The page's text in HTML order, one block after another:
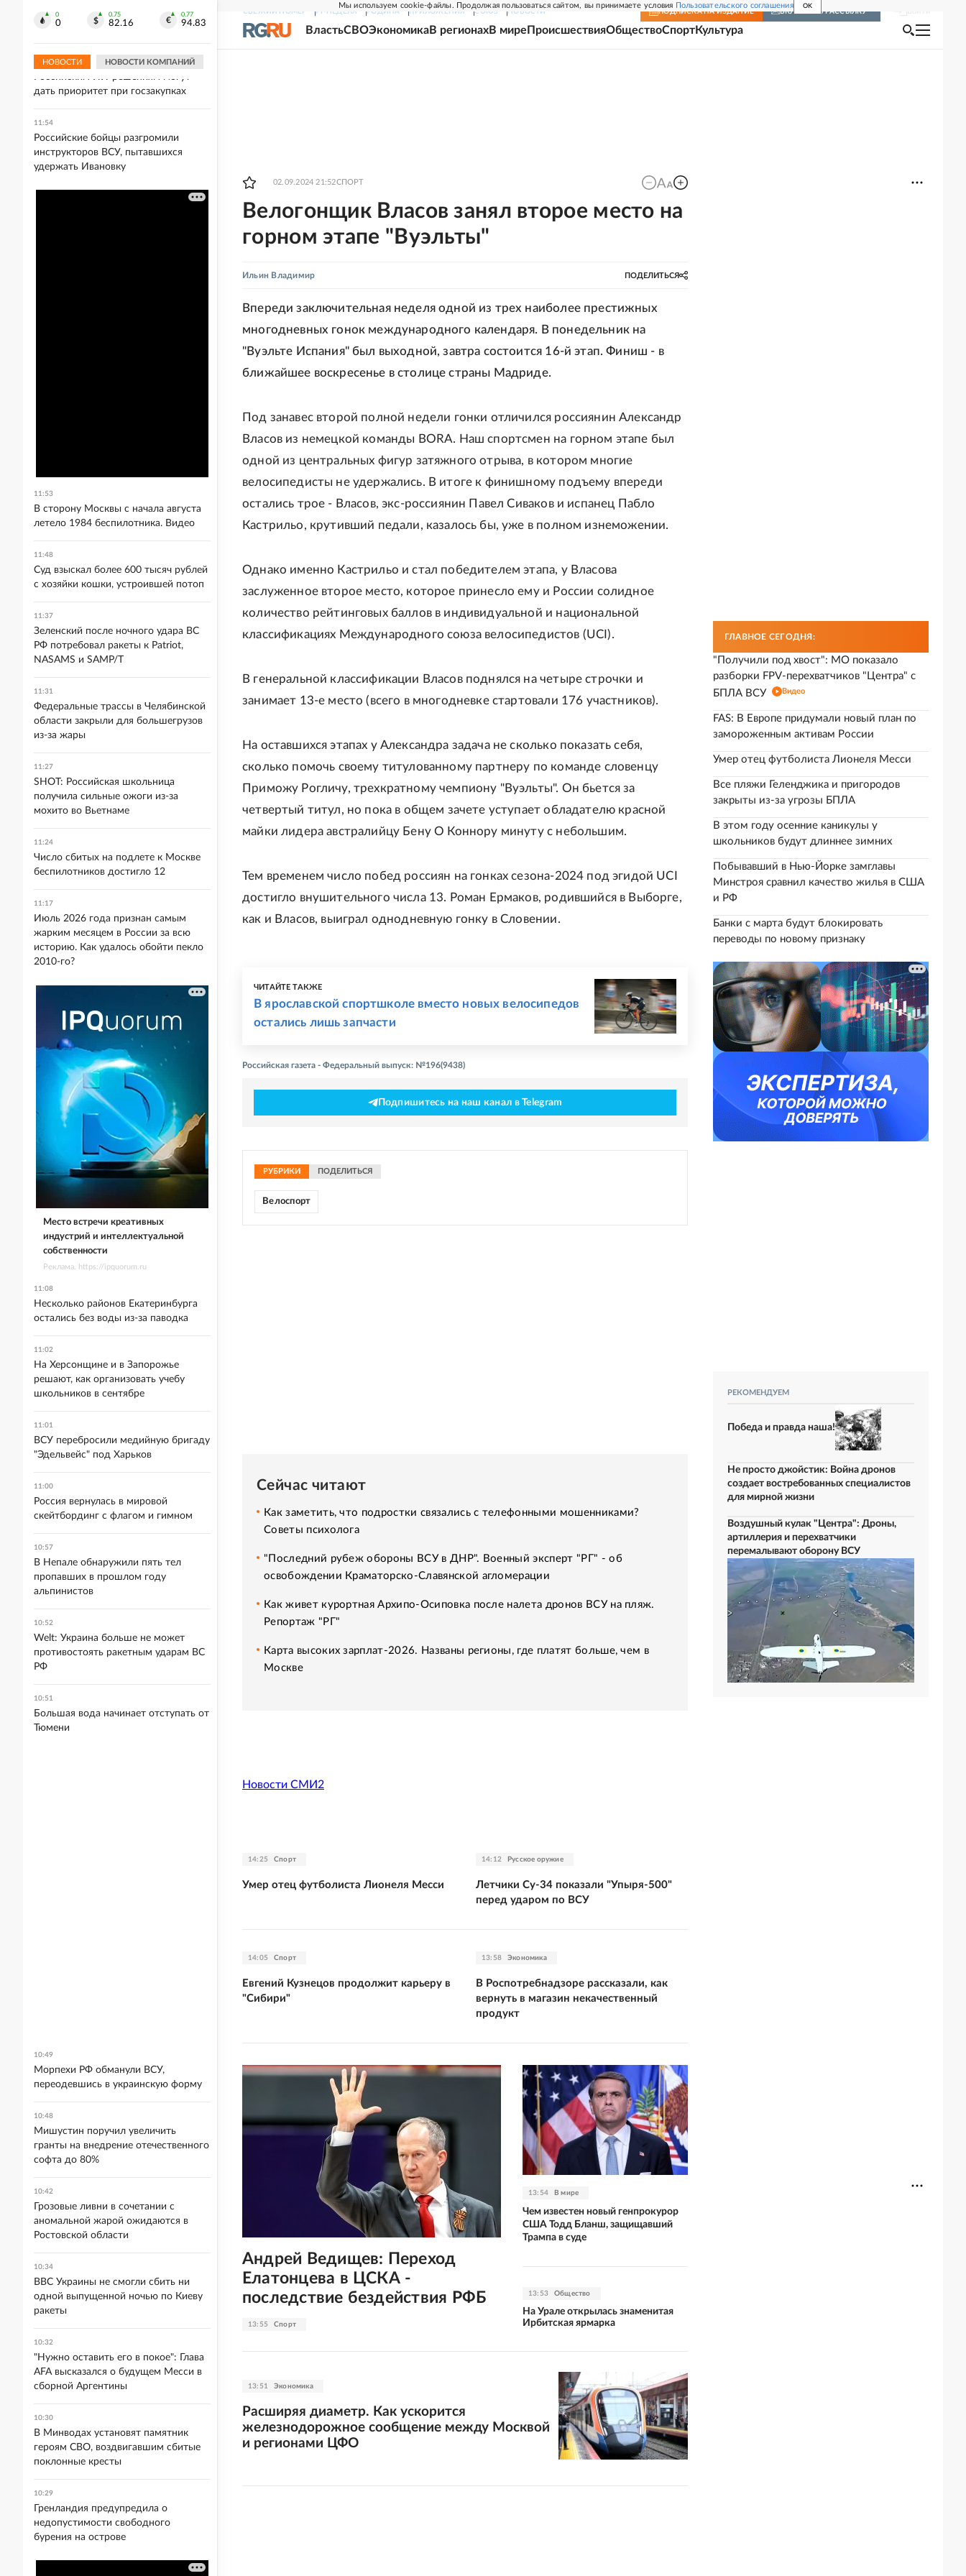
Мы используем cookie-файлы. Продолжая пользоваться сайтом, вы принимаете условия Пользовательского соглашения OK
СВЕЖИЙ НОМЕР РГ-НЕДЕЛЯ РОДИНА ПРИЛОЖЕНИЯ СОЮЗ НОВОСТИ ПОДПИСКА НА ИЗДАНИЕ ВКЛЮЧИТЬ РАССЫЛКУ
ВластьСВОЭкономикаВ регионахВ мире ПроисшествияОбществоСпортКультура
02.09.2024 21:52СПОРТ
Велогонщик Власов занял второе место на
горном этапе "Вуэльты"
Ильин Владимир ПОДЕЛИТЬСЯ
Впереди заключительная неделя одной из трех наиболее престижных
многодневных гонок международного календаря. В понедельник на
"Вуэльте Испания" был выходной, завтра состоится 16-й этап. Финиш - в
ближайшее воскресенье в столице страны Мадриде.
Под занавес второй полной недели гонки отличился россиянин Александр
Власов из немецкой команды BORA. Наш спортсмен на горном этапе был
одной из центральных фигур затяжного отрыва, в котором многие
велосипедисты не удержались. В итоге к финишному подъему впереди
остались трое - Власов, экс-россиянин Павел Сиваков и испанец Пабло
Кастрильо, крутивший педали, казалось бы, уже в полном изнеможении.
Однако именно Кастрильо и стал победителем этапа, у Власова
заслуженное второе место, которое принесло ему и России солидное
количество рейтинговых баллов в индивидуальной и национальной
классификациях Международного союза велосипедистов (UCI).
В генеральной классификации Власов поднялся на четыре строчки и
занимает 13-е место (всего в многодневке стартовали 176 участников).
На оставшихся этапах у Александра задача не сколько показать себя,
сколько помочь своему титулованному партнеру по команде словенцу
Приможу Рогличу, трехкратному чемпиону "Вуэльты". Он бьется за
четвертый титул, но пока в общем зачете уступает обладателю красной
майки лидера австралийцу Бену О Коннору минуту с небольшим.
Тем временем число побед россиян на гонках сезона-2024 под эгидой UCI
достигло внушительного числа 13. Роман Ермаков, родившийся в Выборге,
как и Власов, выиграл однодневную гонку в Словении.
ЧИТАЙТЕ ТАКЖЕ
В ярославской спортшколе вместо новых велосипедов
остались лишь запчасти
Российская газета - Федеральный выпуск: №196(9438)
Подпишитесь на наш канал в Telegram
РУБРИКИ ПОДЕЛИТЬСЯ
Велоспорт
Сейчас читают
Как заметить, что подростки связались с телефонными мошенниками?
Советы психолога
"Последний рубеж обороны ВСУ в ДНР". Военный эксперт "РГ" - об
освобождении Краматорско-Славянской агломерации
Как живет курортная Архипо-Осиповка после налета дронов ВСУ на пляж.
Репортаж "РГ"
Карта высоких зарплат-2026. Названы регионы, где платят больше, чем в
Москве
Новости СМИ2
14:25 Спорт
Умер отец футболиста Лионеля Месси
14:12 Русское оружие
Летчики Су-34 показали "Упыря-500"
перед ударом по ВСУ
14:05 Спорт
Евгений Кузнецов продолжит карьеру в
"Сибири"
13:58 Экономика
В Роспотребнадзоре рассказали, как
вернуть в магазин некачественный
продукт
13:55 Спорт
Андрей Ведищев: Переход
Елатонцева в ЦСКА -
последствие бездействия РФБ
13:54 В мире
Чем известен новый генпрокурор
США Тодд Бланш, защищавший
Трампа в суде
13:53 Общество
На Урале открылась знаменитая
Ирбитская ярмарка
13:51 Экономика
Расширяя диаметр. Как ускорится
железнодорожное сообщение между Москвой
и регионами ЦФО
ГЛАВНОЕ СЕГОДНЯ:
"Получили под хвост": МО показало
разборки FPV-перехватчиков "Центра" с
БПЛА ВСУ
Видео
FAS: В Европе придумали новый план по
замороженным активам России
Умер отец футболиста Лионеля Месси
Все пляжи Геленджика и пригородов
закрыты из-за угрозы БПЛА
В этом году осенние каникулы у
школьников будут длиннее зимних
Побывавший в Нью-Йорке замглавы
Минстроя сравнил качество жилья в США
и РФ
Банки с марта будут блокировать
переводы по новому признаку
РЕКОМЕНДУЕМ
Победа и правда наша!
Не просто джойстик: Война дронов
создает востребованных специалистов
для мирной жизни
Воздушный кулак "Центра": Дроны,
артиллерия и перехватчики
перемалывают оборону ВСУ
0
0
0.75
82.16
0.77
94.83
НОВОСТИ НОВОСТИ КОМПАНИЙ
"похищенных детей" очередным
12:00
Российским ИИ-решениям могут
дать приоритет при госзакупках
11:54
Российские бойцы разгромили
инструкторов ВСУ, пытавшихся
удержать Ивановку
11:53
В сторону Москвы с начала августа
летело 1984 беспилотника. Видео
11:48
Суд взыскал более 600 тысяч рублей
с хозяйки кошки, устроившей потоп
11:37
Зеленский после ночного удара ВС
РФ потребовал ракеты к Patriot,
NASAMS и SAMP/T
11:31
Федеральные трассы в Челябинской
области закрыли для большегрузов
из-за жары
11:27
SHOT: Российская школьница
получила сильные ожоги из-за
мохито во Вьетнаме
11:24
Число сбитых на подлете к Москве
беспилотников достигло 12
11:17
Июль 2026 года признан самым
жарким месяцем в России за всю
историю. Как удалось обойти пекло
2010-го?
Место встречи креативных
индустрий и интеллектуальной
собственности
Реклама. https://ipquorum.ru
11:08
Несколько районов Екатеринбурга
остались без воды из-за паводка
11:02
На Херсонщине и в Запорожье
решают, как организовать учебу
школьников в сентябре
11:01
ВСУ перебросили медийную бригаду
"Эдельвейс" под Харьков
11:00
Россия вернулась в мировой
скейтбординг с флагом и гимном
10:57
В Непале обнаружили пять тел
пропавших в прошлом году
альпинистов
10:52
Welt: Украина больше не может
противостоять ракетным ударам ВС
РФ
10:51
Большая вода начинает отступать от
Тюмени
10:49
Морпехи РФ обманули ВСУ,
переодевшись в украинскую форму
10:48
Мишустин поручил увеличить
гранты на внедрение отечественного
софта до 80%
10:42
Грозовые ливни в сочетании с
аномальной жарой ожидаются в
Ростовской области
10:34
ВВС Украины не смогли сбить ни
одной выпущенной ночью по Киеву
ракеты
10:32
"Нужно оставить его в покое": Глава
AFA высказался о будущем Месси в
сборной Аргентины
10:30
В Минводах установят памятник
героям СВО, воздвигавшим сбитые
поклонные кресты
10:29
Гренландия предупредила о
недопустимости свободного
бурения на острове